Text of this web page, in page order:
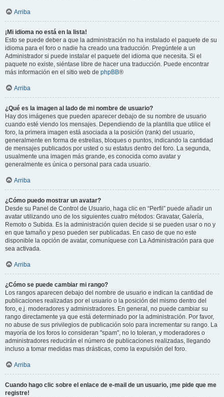
Arriba
¡Mi idioma no está en la lista!
Esto se puede deber a que la administración no ha instalado el paquete de su
idioma para el foro o nadie ha creado una traducción. Pregúntele a un
Administrador si puede instalar el paquete del idioma que necesita. Si el
paquete no existe, siéntase libre de hacer una traducción. Puede encontrar
más información en el sitio web de phpBB®
Arriba
¿Qué es la imagen al lado de mi nombre de usuario?
Hay dos imágenes que pueden aparecer debajo de su nombre de usuario
cuando esté viendo los mensajes. Dependiendo de la plantilla que utilice el
foro, la primera imagen está asociada a la posición (rank) del usuario,
generalmente en forma de estrellas, bloques o puntos, indicando la cantidad
de mensajes publicados por usted o su estatus dentro del foro. La segunda,
usualmente una imagen más grande, es conocida como avatar y
generalmente es única o personal para cada usuario.
Arriba
¿Cómo puedo mostrar un avatar?
Desde su Panel de Control de Usuario, haga clic en “Perfil” puede añadir un
avatar utilizando uno de los siguientes cuatro métodos: Gravatar, Galería,
Remoto o Subida. Es la administración quien decide si se pueden usar o no y
en que tamaño y peso pueden ser publicadas. En caso de que no este
disponible la opción de avatar, comuníquese con La Administración para que
sea activada.
Arriba
¿Cómo se puede cambiar mi rango?
Los rangos aparecen debajo del nombre de usuario e indican la cantidad de
publicaciones realizadas por el usuario o la posición del mismo dentro del
foro, e.j. moderadores y administradores. En general, no puede cambiar su
rango directamente ya que está determinado por la administración. Por favor,
no abuse de sus privilegios de publicación solo para incrementar su rango. La
mayoría de los foros lo consideran "spam", no lo toleran, y moderadores o
administradores reducirán el número de publicaciones realizadas, llegando
incluso a tomar medidas mas drásticas, como la expulsión del foro.
Arriba
Cuando hago clic sobre el enlace de e-mail de un usuario, ¡me pide que me
registre!